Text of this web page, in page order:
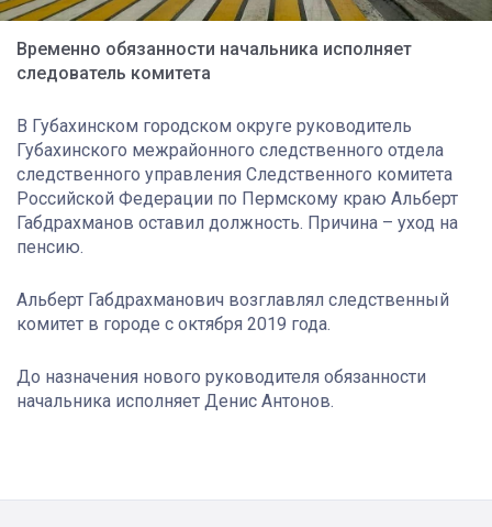
Временно обязанности начальника исполняет
следователь комитета
В Губахинском городском округе руководитель
Губахинского межрайонного следственного отдела
следственного управления Следственного комитета
Российской Федерации по Пермскому краю Альберт
Габдрахманов оставил должность. Причина – уход на
пенсию.
Альберт Габдрахманович возглавлял следственный
комитет в городе с октября 2019 года.
До назначения нового руководителя обязанности
начальника исполняет Денис Антонов.